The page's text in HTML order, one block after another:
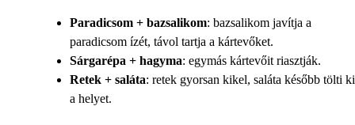
Paradicsom + bazsalikom: bazsalikom javítja a
paradicsom ízét, távol tartja a kártevőket.
Sárgarépa + hagyma: egymás kártevőit riasztják.
Retek + saláta: retek gyorsan kikel, saláta később tölti ki
a helyet.